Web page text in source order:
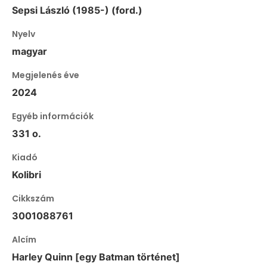
Sepsi László (1985-) (ford.)
Nyelv
magyar
Megjelenés éve
2024
Egyéb információk
331 o.
Kiadó
Kolibri
Cikkszám
3001088761
Alcím
Harley Quinn [egy Batman történet]